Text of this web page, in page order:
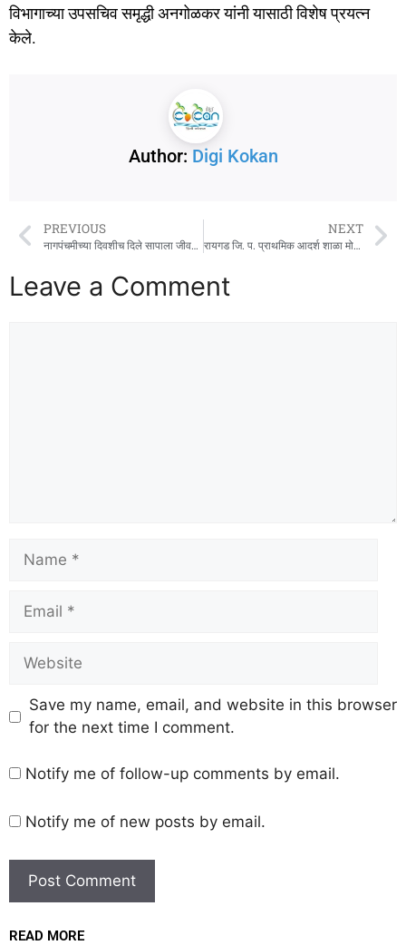
विभागाच्या उपसचिव समृद्धी अनगोळकर यांनी यासाठी विशेष प्रयत्न
केले.
Author: Digi Kokan
PREVIOUS
नागपंचमीच्या दिवशीच दिले सापाला जीवदान !
NEXT
रायगड जि. प. प्राथमिक आदर्श शाळा मोठी जुई येथे नागपंचमी महोत्सव साजरा
Leave a Comment
Save my name, email, and website in this browser
for the next time I comment.
Notify me of follow-up comments by email.
Notify me of new posts by email.
READ MORE